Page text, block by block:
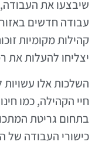
שיבצעו את
עבודה חדשים
קהילות מקומיות
יצליחו להעלות את
השלכות אלו
חיי הקהילה, כמו
בתחום גריטת
כישורי העבודה של